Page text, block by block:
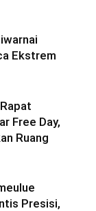
Ekstrem
Free Day,
Ruang
Presisi,